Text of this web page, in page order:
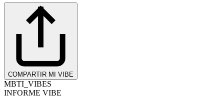
COMPARTIR MI VIBE
MBTI_VIBES
INFORME VIBE